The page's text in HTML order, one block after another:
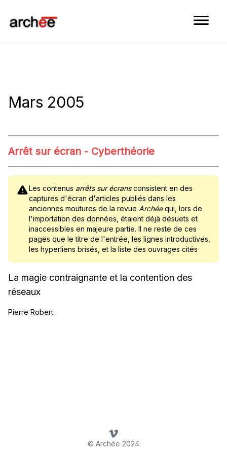
Mars 2005
Arrêt sur écran - Cyberthéorie
Les contenus arrêts sur écransconsistent en des
captures d'écran d'articles publiés dans les
anciennes moutures de la revue Archéequi, lors de
l'importation des données, étaient déjà désuets et
inaccessibles en majeure partie. Il ne reste de ces
pages que le titre de l'entrée, les lignes introductives,
les hyperliens brisés, et la liste des ouvrages cités
La magie contraignante et la contention des
réseaux
Pierre Robert
© Archée 2024